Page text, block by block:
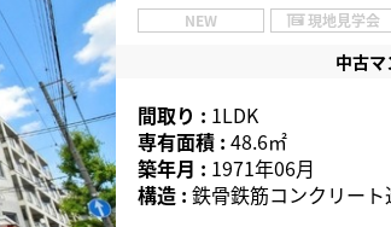
NEW 現地見学会
中古
間取り : 1LDK
専有面積 : 48.6㎡
築年月 : 1971年06月
構造 : 鉄骨鉄筋コンクリート